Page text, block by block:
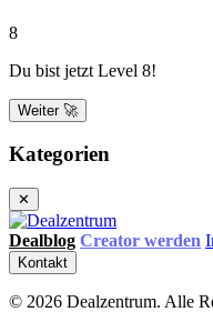
8
Du bist jetzt Level 8!
Weiter 🚀
Kategorien
✕
Dealblog Creator werden
Kontakt
© 2026 Dealzentrum. Alle